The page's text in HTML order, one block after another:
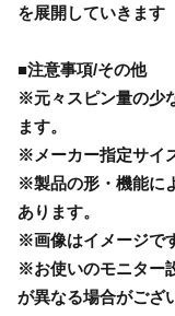
を展開していきます
■注意事項/その他
※元々スピン量の少
ます。
※メーカー指定サイ
※製品の形・機能に
あります。
※画像はイメージで
※お使いのモニター
が異なる場合がござ